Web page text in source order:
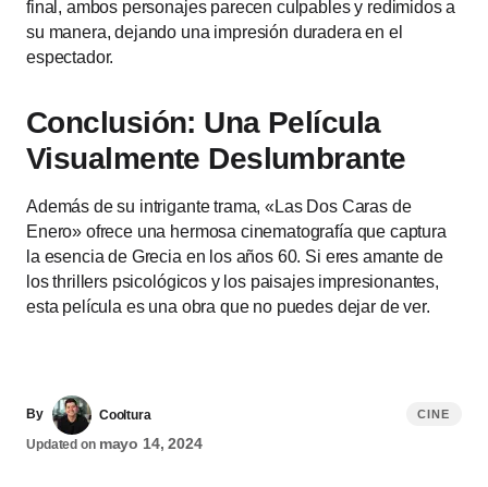
final, ambos personajes parecen culpables y redimidos a
su manera, dejando una impresión duradera en el
espectador.
Conclusión: Una Película
Visualmente Deslumbrante
Además de su intrigante trama, «Las Dos Caras de
Enero» ofrece una hermosa cinematografía que captura
la esencia de Grecia en los años 60. Si eres amante de
los thrillers psicológicos y los paisajes impresionantes,
esta película es una obra que no puedes dejar de ver.
By
Cooltura
Updated on mayo 14, 2024
CINE